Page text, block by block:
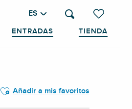
Voir les
Buscar
ES
ENTRADAS TIENDA
Ajouter aux favoris
Añadir a mis favoritos